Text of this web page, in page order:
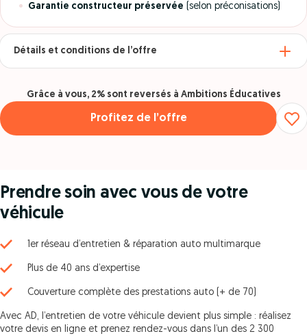
Prendre soin avec vous de votre
véhicule
1er réseau d’entretien & réparation auto multimarque
Plus de 40 ans d’expertise
Couverture complète des prestations auto (+ de 70)
Avec AD, l’entretien de votre véhicule devient plus simple : réalisez
votre devis en ligne et prenez rendez-vous dans l’un des 2 300
Garantie constructeur préservée (selon préconisations)
Détails et conditions de l’offre
Profitez de l’offre
Grâce à vous, 2% sont reversés à Ambitions Éducatives